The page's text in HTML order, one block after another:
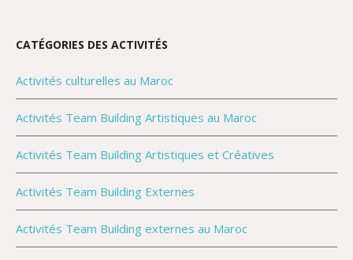
CATÉGORIES DES ACTIVITÉS
Activités culturelles au Maroc
Activités Team Building Artistiques au Maroc
Activités Team Building Artistiques et Créatives
Activités Team Building Externes
Activités Team Building externes au Maroc